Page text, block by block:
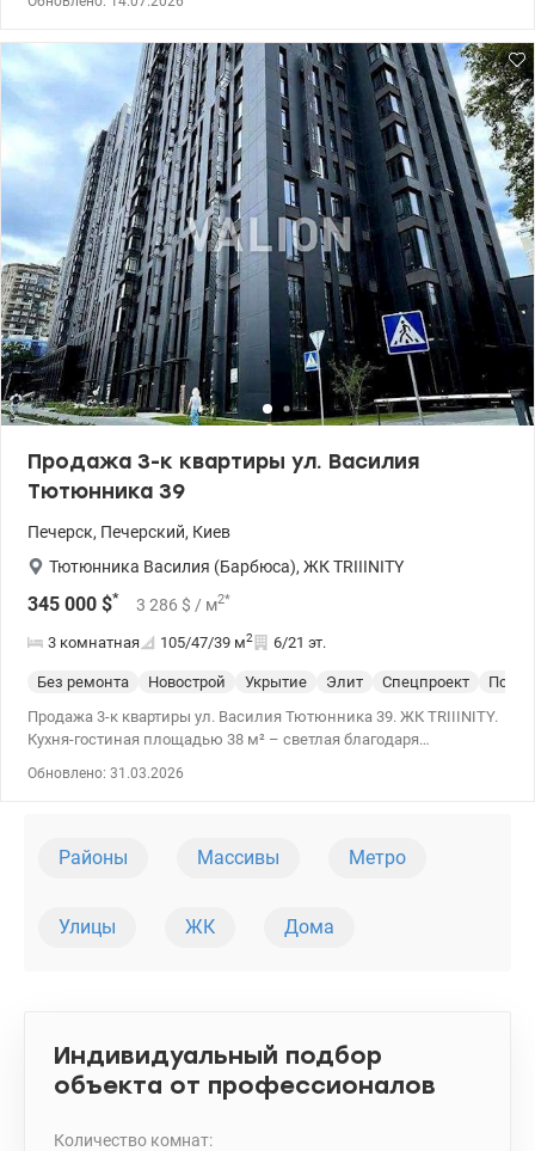
члены семьи. Контроль доступа и видеонаблюдения.
Окружающая природа: парки и прогулочные скверы. 044 200 10
80 valion.ua/1151530
Продажа 3-к квартиры ул. Василия
Тютюнника 39
Печерск, Печерский, Киев
Тютюнника Василия (Барбюса), ЖК TRIIINITY
345 000 $* 3 286 $ / м2*
3 комнатная 105/47/39 м2 6/21 эт.
Без ремонта Новострой Укрытие Элит Спецпроект
Продажа 3-к квартиры ул. Василия Тютюнника 39. ЖК TRIIINITY.
Кухня-гостиная площадью 38 м² – светлая благодаря
Обновлено: 31.03.2026
Районы Массивы Метро
Улицы ЖК Дома
Индивидуальный подбор
объекта от профессионалов
Количество комнат: